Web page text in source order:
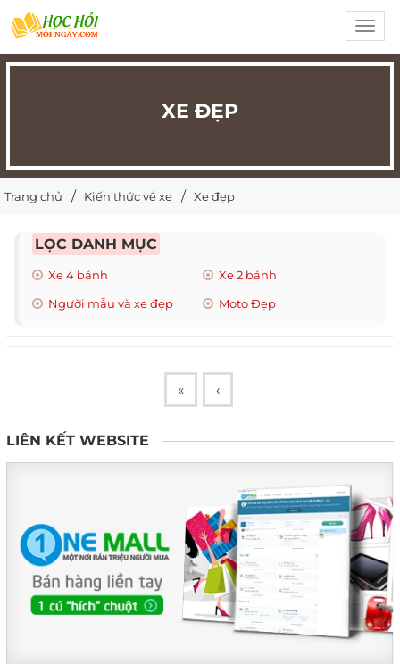
XE ĐẸP
Trang chủ Kiến thức về xe Xe đẹp
LỌC DANH MỤC
Xe 4 bánh
Xe 2 bánh
Người mẫu và xe đẹp
Moto Đẹp
« ‹
LIÊN KẾT WEBSITE